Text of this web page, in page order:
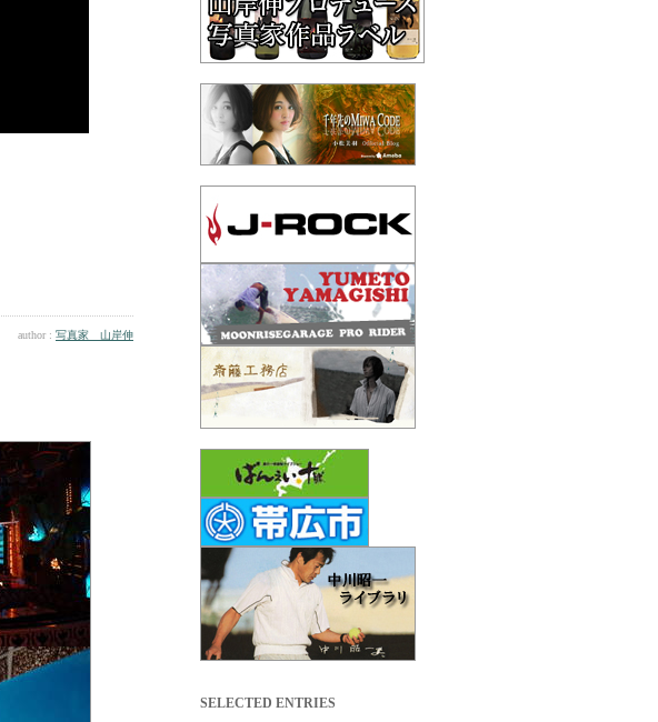
author : 写真家 山岸伸
SELECTED ENTRIES